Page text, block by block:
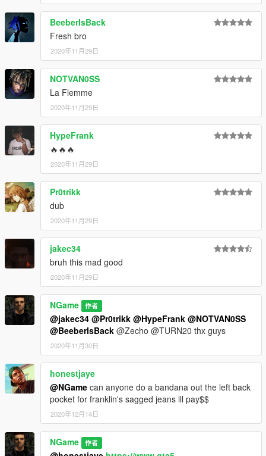
BeeberIsBack
Fresh bro
2020年11月29日
NOTVAN0SS
La Flemme
2020年11月29日
HypeFrank
🔥🔥🔥
2020年11月29日
Pr0trikk
dub
2020年11月29日
jakec34
bruh this mad good
2020年11月29日
NGame 作者
@jakec34 @Pr0trikk @HypeFrank @NOTVAN0SS
@BeeberIsBack @Zecho @TURN20 thx guys
2020年11月30日
honestjaye
@NGame can anyone do a bandana out the left back
pocket for franklin's sagged jeans ill pay$$
2020年12月14日
NGame 作者